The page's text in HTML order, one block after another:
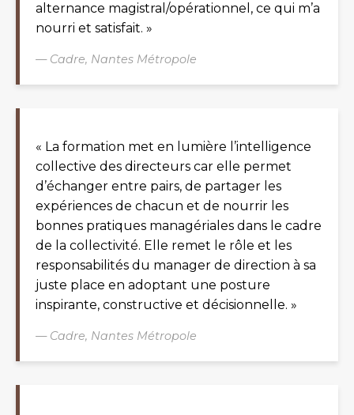
alternance magistral/opérationnel, ce qui m’a
nourri et satisfait. »
— Cadre, Nantes Métropole
« La formation met en lumière l’intelligence
collective des directeurs car elle permet
d’échanger entre pairs, de partager les
expériences de chacun et de nourrir les
bonnes pratiques managériales dans le cadre
de la collectivité. Elle remet le rôle et les
responsabilités du manager de direction à sa
juste place en adoptant une posture
inspirante, constructive et décisionnelle. »
— Cadre, Nantes Métropole